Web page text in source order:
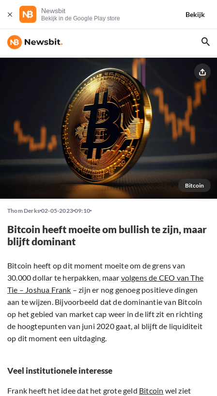
Newsbit
Bekijk in de Google Play store
Bekijk
Bitcoin
Thom Derks 02-05-2023 09:10
Bitcoin heeft moeite om bullish te zijn, maar
blijft dominant
Bitcoin heeft op dit moment moeite om de grens van
30.000 dollar te herpakken, maar volgens de CEO van The
Tie – Joshua Frank – zijn er nog genoeg positieve dingen
aan te wijzen. Bijvoorbeeld dat de dominantie van Bitcoin
op het gebied van market cap weer in de lift zit en richting
de hoogtepunten van juni 2020 gaat, al blijft de liquiditeit
op dit moment een uitdaging.
Veel institutionele interesse
Frank heeft het idee dat het grote geld Bitcoin wel ziet